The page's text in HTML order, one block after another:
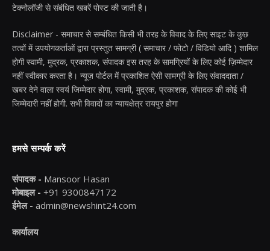
टेक्नोलॉजी से संबंधित खबरें पोस्ट की जाती है।
Disclaimer - समाचार से सम्बंधित किसी भी तरह के विवाद के लिए साइट के कुछ
तत्वों में उपयोगकर्ताओं द्वारा प्रस्तुत सामग्री ( समाचार / फोटो / विडियो आदि ) शामिल
होगी स्वामी, मुद्रक, प्रकाशक, संपादक इस तरह के सामग्रियों के लिए कोई ज़िम्मेदार
नहीं स्वीकार करता है। न्यूज़ पोर्टल में प्रकाशित ऐसी सामग्री के लिए संवाददाता /
खबर देने वाला स्वयं जिम्मेदार होगा, स्वामी, मुद्रक, प्रकाशक, संपादक की कोई भी
जिम्मेदारी नहीं होगी. सभी विवादों का न्यायक्षेत्र रायपुर होगा
हमसे सम्पर्क करें
संपादक - Mansoor Hasan
मोबाइल - +91 9300847172
ईमेल - admin@newshint24.com
कार्यालय